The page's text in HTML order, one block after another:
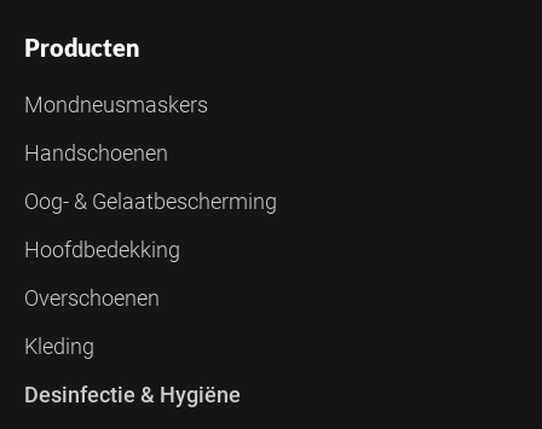
Producten
Mondneusmaskers
Handschoenen
Oog- & Gelaatbescherming
Hoofdbedekking
Overschoenen
Kleding
Desinfectie & Hygiëne